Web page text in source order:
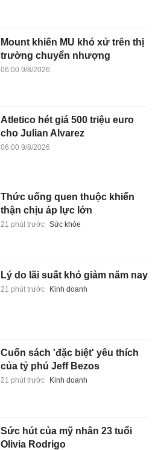
Mount khiến MU khó xử trên thị
trường chuyển nhượng
06:00 9/8/2026
Atletico hét giá 500 triệu euro
cho Julian Alvarez
06:00 9/8/2026
Thức uống quen thuộc khiến
thận chịu áp lực lớn
21 phút trước Sức khỏe
Lý do lãi suất khó giảm năm nay
21 phút trước Kinh doanh
Cuốn sách 'đặc biệt' yêu thích
của tỷ phú Jeff Bezos
21 phút trước Kinh doanh
Sức hút của mỹ nhân 23 tuổi
Olivia Rodrigo